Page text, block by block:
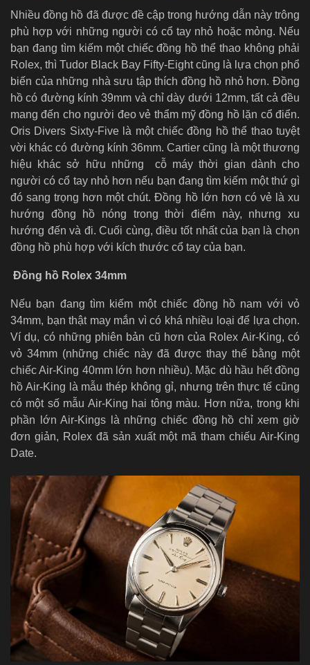
Nhiều đồng hồ đã được đề cập trong hướng dẫn này trông
phù hợp với những người có cổ tay nhỏ hoặc mỏng. Nếu
bạn đang tìm kiếm một chiếc đồng hồ thể thao không phải
Rolex, thì Tudor Black Bay Fifty-Eight cũng là lựa chọn phổ
biến của những nhà sưu tập thích đồng hồ nhỏ hơn. Đồng
hồ có đường kính 39mm và chỉ dày dưới 12mm, tất cả đều
mang đến cho người đeo vẻ thẩm mỹ đồng hồ lặn cổ điển.
Oris Divers Sixty-Five là một chiếc đồng hồ thể thao tuyệt
vời khác có đường kính 36mm. Cartier cũng là một thương
hiệu khác sở hữu những cỗ máy thời gian dành cho
người có cổ tay nhỏ hơn nếu bạn đang tìm kiếm một thứ gì
đó sang trọng hơn một chút. Đồng hồ lớn hơn có vẻ là xu
hướng đồng hồ nóng trong thời điểm này, nhưng xu
hướng đến và đi. Cuối cùng, điều tốt nhất của bạn là chọn
đồng hồ phù hợp với kích thước cổ tay của bạn.
Đồng hồ Rolex 34mm
Nếu bạn đang tìm kiếm một chiếc đồng hồ nam với vỏ
34mm, bạn thật may mắn vì có khá nhiều loại để lựa chọn.
Ví dụ, có những phiên bản cũ hơn của Rolex Air-King, có
vỏ 34mm (những chiếc này đã được thay thế bằng một
chiếc Air-King 40mm lớn hơn nhiều). Mặc dù hầu hết đồng
hồ Air-King là mẫu thép không gỉ, nhưng trên thực tế cũng
có một số mẫu Air-King hai tông màu. Hơn nữa, trong khi
phần lớn Air-Kings là những chiếc đồng hồ chỉ xem giờ
đơn giản, Rolex đã sản xuất một mã tham chiếu Air-King
Date.